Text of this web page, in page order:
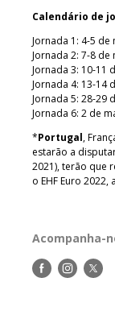
Calendário de
Jornada 1: 4-5
Jornada 2: 7-8
Jornada 3: 10-11
Jornada 4: 13-14
Jornada 5: 28-29
Jornada 6: 2 de
*Portugal,
estarão a
2021), terão que
o EHF Euro
Acompanha-
Siga-Siga-Siga-